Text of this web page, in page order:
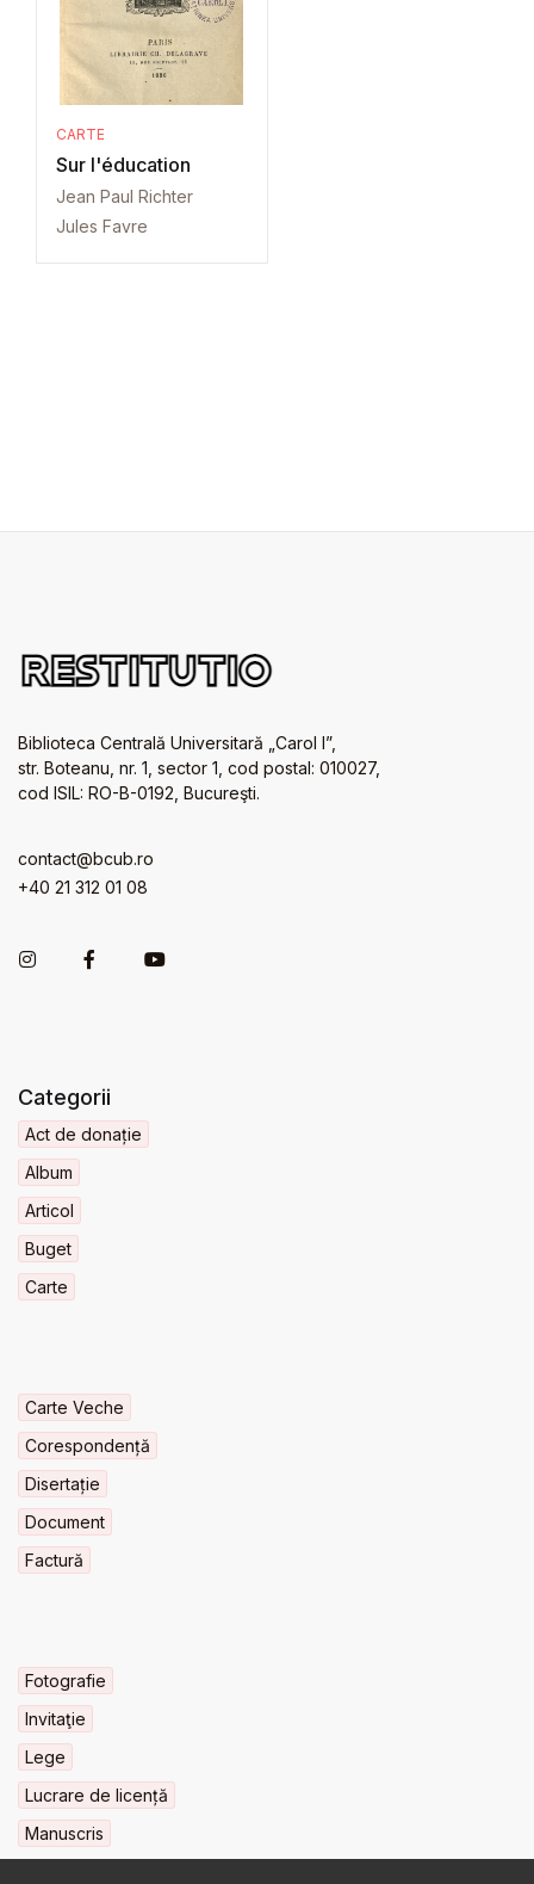
CARTE
Sur l'éducation
Jean Paul Richter
Jules Favre
Biblioteca Centrală Universitară „Carol I”,
str. Boteanu, nr. 1, sector 1, cod postal: 010027,
cod ISIL: RO-B-0192, Bucureşti.
contact@bcub.ro
+40 21 312 01 08
Categorii
Act de donație
Album
Articol
Buget
Carte
Carte Veche
Corespondență
Disertație
Document
Factură
Fotografie
Invitaţie
Lege
Lucrare de licență
Manuscris